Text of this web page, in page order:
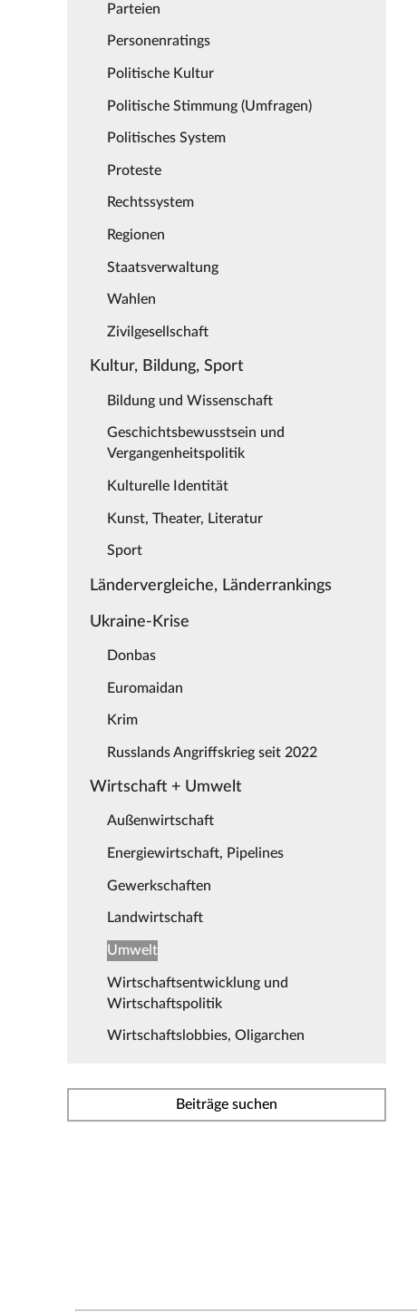
Parteien
Personenratings
Politische Kultur
Politische Stimmung (Umfragen)
Politisches System
Proteste
Rechtssystem
Regionen
Staatsverwaltung
Wahlen
Zivilgesellschaft
Kultur, Bildung, Sport
Bildung und Wissenschaft
Geschichtsbewusstsein und
Vergangenheitspolitik
Kulturelle Identität
Kunst, Theater, Literatur
Sport
Ländervergleiche, Länderrankings
Ukraine-Krise
Donbas
Euromaidan
Krim
Russlands Angriffskrieg seit 2022
Wirtschaft + Umwelt
Außenwirtschaft
Energiewirtschaft, Pipelines
Gewerkschaften
Landwirtschaft
Umwelt
Wirtschaftsentwicklung und
Wirtschaftspolitik
Wirtschaftslobbies, Oligarchen
Beiträge suchen